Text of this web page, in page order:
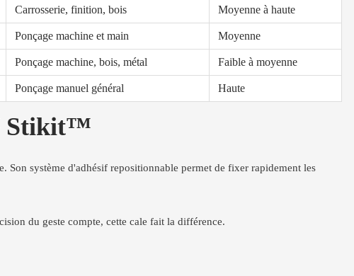
Carrosserie, finition, bois Moyenne à haute
Ponçage machine et main Moyenne
Ponçage machine, bois, métal Faible à moyenne
Ponçage manuel général Haute
Stikit™
Son système d'adhésif repositionnable permet de fixer rapidement les
du geste compte, cette cale fait la différence.